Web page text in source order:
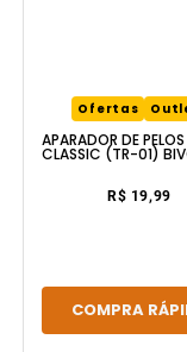
Ofertas
APARADOR DE PELOS
CLASSIC (TR-01)
R$ 19,99
COMPRA